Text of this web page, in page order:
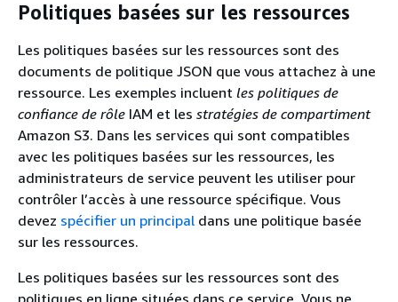
Politiques basées sur les ressources
Les politiques basées sur les ressources sont des
documents de politique JSON que vous attachez à une
ressource. Les exemples incluent les politiques de
confiance de rôle IAM et les stratégies de compartiment
Amazon S3. Dans les services qui sont compatibles
avec les politiques basées sur les ressources, les
administrateurs de service peuvent les utiliser pour
contrôler l’accès à une ressource spécifique. Vous
devez spécifier un principal dans une politique basée
sur les ressources.
Les politiques basées sur les ressources sont des
politiques en ligne situées dans ce service. Vous ne